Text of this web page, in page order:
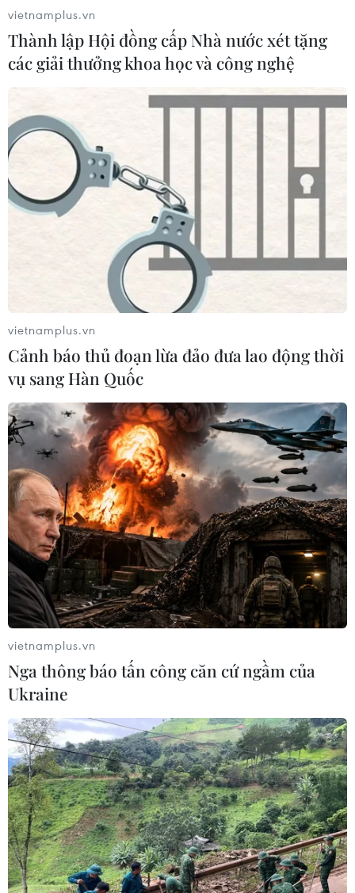
vietnamplus.vn
Thành lập Hội đồng cấp Nhà nước xét tặng
các giải thưởng khoa học và công nghệ
vietnamplus.vn
Cảnh báo thủ đoạn lừa đảo đưa lao động thời
vụ sang Hàn Quốc
vietnamplus.vn
Nga thông báo tấn công căn cứ ngầm của
Ukraine